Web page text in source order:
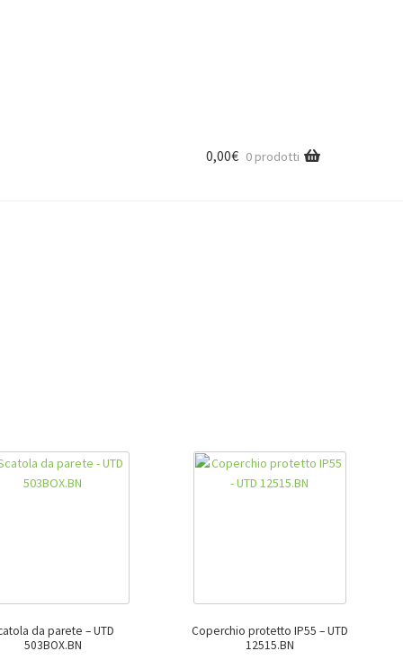
0,00€ 0 prodotti
da parete – UTD
503BOX.BN
Coperchio protetto IP55 – UTD
12515.BN